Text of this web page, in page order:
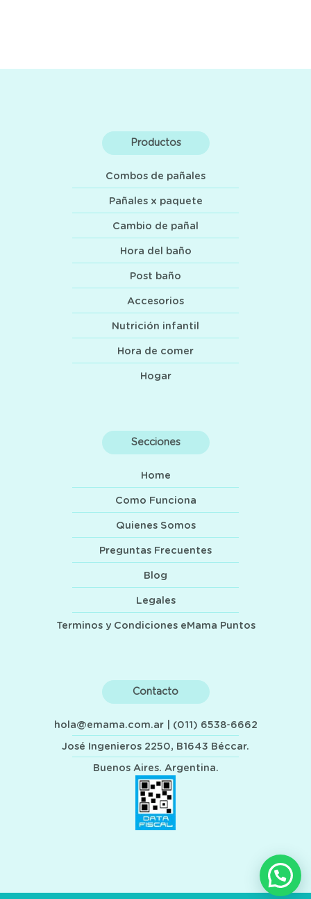
Productos
Combos de pañales
Pañales x paquete
Cambio de pañal
Hora del baño
Post baño
Accesorios
Nutrición infantil
Hora de comer
Hogar
Secciones
Home
Como Funciona
Quienes Somos
Preguntas Frecuentes
Blog
Legales
Terminos y Condiciones eMama Puntos
Contacto
hola@emama.com.ar| (011) 6538-6662
José Ingenieros 2250, B1643 Béccar.
Buenos Aires. Argentina.